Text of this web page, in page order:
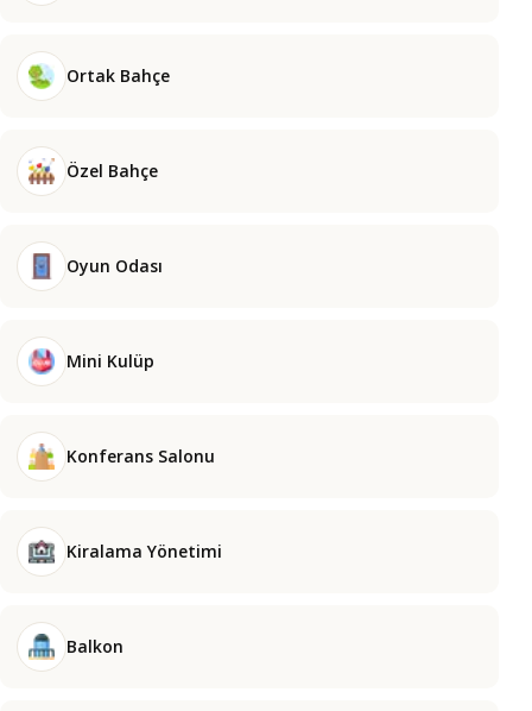
Ortak Bahçe
Özel Bahçe
Oyun Odası
Mini Kulüp
Konferans Salonu
Kiralama Yönetimi
Balkon